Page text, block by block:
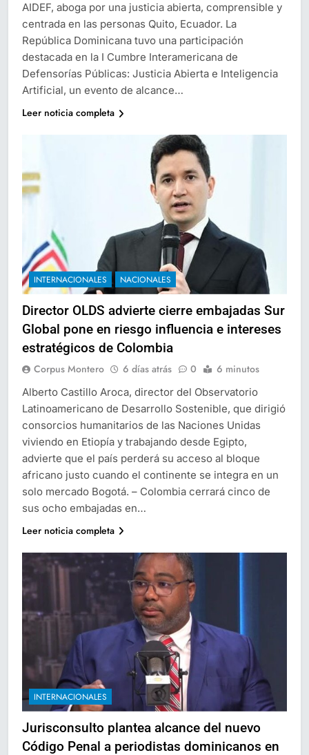
AIDEF, aboga por una justicia abierta, comprensible y
centrada en las personas Quito, Ecuador. La
República Dominicana tuvo una participación
destacada en la I Cumbre Interamericana de
Defensorías Públicas: Justicia Abierta e Inteligencia
Artificial, un evento de alcance…
Leer noticia completa
INTERNACIONALES NACIONALES
Director OLDS advierte cierre embajadas Sur
Global pone en riesgo influencia e intereses
estratégicos de Colombia
Corpus Montero 6 días atrás 0 6 minutos
Alberto Castillo Aroca, director del Observatorio
Latinoamericano de Desarrollo Sostenible, que dirigió
consorcios humanitarios de las Naciones Unidas
viviendo en Etiopía y trabajando desde Egipto,
advierte que el país perderá su acceso al bloque
africano justo cuando el continente se integra en un
solo mercado Bogotá. – Colombia cerrará cinco de
sus ocho embajadas en…
Leer noticia completa
INTERNACIONALES
Jurisconsulto plantea alcance del nuevo
Código Penal a periodistas dominicanos en